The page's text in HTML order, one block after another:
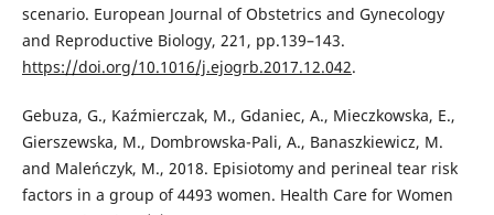
scenario. European Journal of Obstetrics and Gynecology
and Reproductive Biology, 221, pp.139–143.
https://doi.org/10.1016/j.ejogrb.2017.12.042.
Gebuza, G., Kaźmierczak, M., Gdaniec, A., Mieczkowska, E.,
Gierszewska, M., Dombrowska-Pali, A., Banaszkiewicz, M.
and Maleńczyk, M., 2018. Episiotomy and perineal tear risk
factors in a group of 4493 women. Health Care for Women